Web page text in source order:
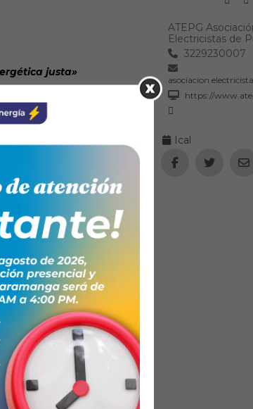
justa»
ATEPG
Electricistas de
3229230007
https://
Ical